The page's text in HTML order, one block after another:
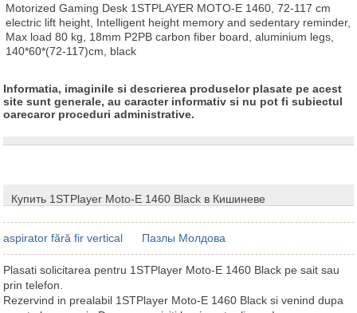
Motorized Gaming Desk 1STPLAYER MOTO-E 1460, 72-117 cm
electric lift height, Intelligent height memory and sedentary reminder,
Max load 80 kg, 18mm P2PB carbon fiber board, aluminium legs,
140*60*(72-117)cm, black
Informatia, imaginile si descrierea produselor plasate pe acest
site sunt generale, au caracter informativ si nu pot fi subiectul
oarecaror proceduri administrative.
Купить 1STPlayer Moto-E 1460 Black в Кишиневе
aspirator fără fir vertical Пазлы Молдова
Plasati solicitarea pentru 1STPlayer Moto-E 1460 Black pe sait sau
prin telefon.
Rezervind in prealabil 1STPlayer Moto-E 1460 Black si venind dupa